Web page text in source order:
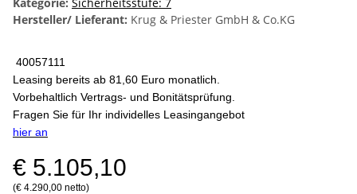
Hersteller/ Lieferant: Krug & Priester GmbH & Co.KG
40057111
Leasing bereits ab 81,60 Euro monatlich.
Vorbehaltlich Vertrags- und Bonitätsprüfung.
Fragen Sie für Ihr individelles Leasingangebot
hier an
€ 5.105,10
(€ 4.290,00 netto)